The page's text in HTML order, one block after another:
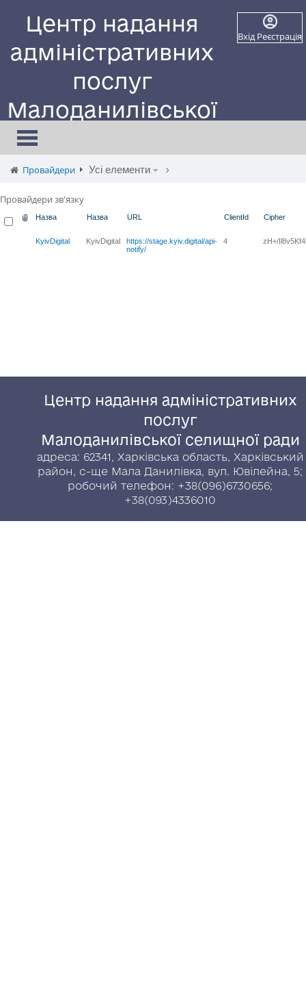
Центр надання
адміністративних
послуг
Малоданилівської
селищної ради
Сайт працює в тестовому режимі
Вхід Реєстрація
Toggle
navigation
Провайдери
Усі елементи
Провайдери зв'язку
Назва Назва URL ClientId Cipher
KyivDigital KyivDigital
https://stage.kyiv.digital/api-
notify/
4 zH+/
Центр надання адміністративних
послуг
Малоданилівської селищної ради
адреса: 62341, Харківська область, Харківський
район, с-ще Мала Данилівка, вул. Ювілейна, 5;
робочий телефон: +38(096)6730656;
+38(093)4336010